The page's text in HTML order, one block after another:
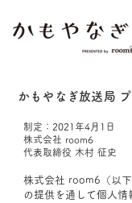
かもやなぎ放送局
制定：2021年4月1日
株式会社 room6
代表取締役 木村 征史
株式会社 room6（以
の提供を通して個人情